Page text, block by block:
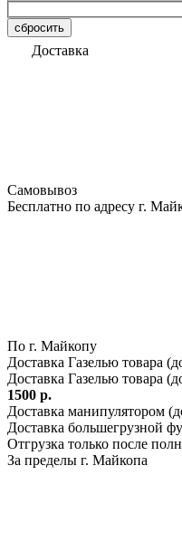
сбросить
Доставка
Самовывоз
Бесплатно по адресу г.
По г. Майкопу
Доставка Газелью товара
Доставка Газелью товара
1500 р.
Доставка манипулятором
Доставка большегрузной
Отгрузка только после
За пределы г. Майкопа